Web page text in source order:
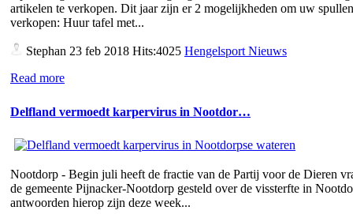
artikelen te verkopen. Dit jaar zijn er 2 mogelijkheden om uw
verkopen: Huur tafel met...
Stephan 23 feb 2018 Hits:4025 Hengelsport Nieuws
Read more
Delfland vermoedt karpervirus in Nootdor…
Nootdorp - Begin juli heeft de fractie van de Partij voor de Dieren
de gemeente Pijnacker-Nootdorp gesteld over de vissterfte in
antwoorden hierop zijn deze week...